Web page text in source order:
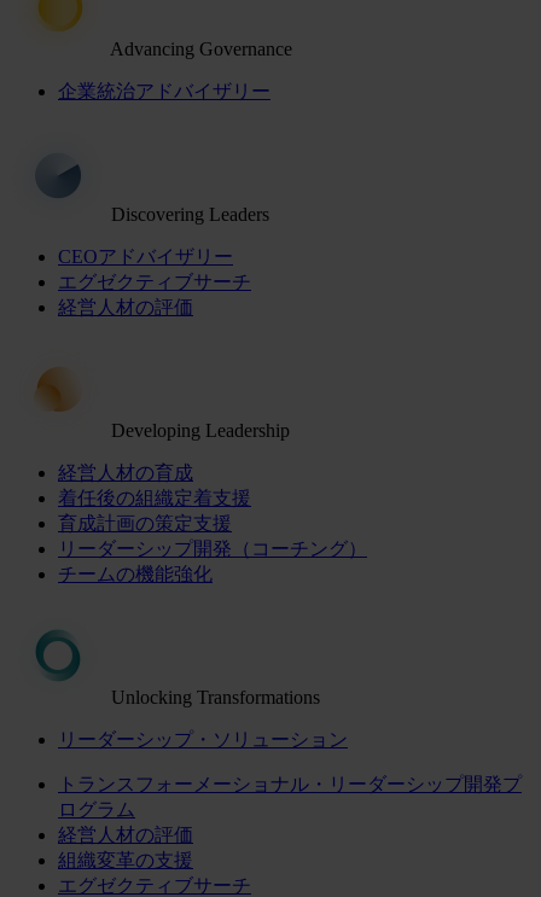
Advancing Governance
企業統治アドバイザリー
Discovering Leaders
CEOアドバイザリー
エグゼクティブサーチ
経営人材の評価
Developing Leadership
経営人材の育成
着任後の組織定着支援
育成計画の策定支援
リーダーシップ開発（コーチング）
チームの機能強化
Unlocking Transformations
リーダーシップ・ソリューション
トランスフォーメーショナル・リーダーシップ開発プ
ログラム
経営人材の評価
組織変革の支援
エグゼクティブサーチ